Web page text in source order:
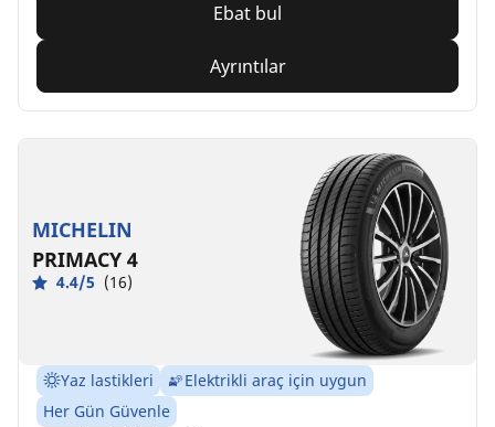
Ebat bul
Ayrıntılar
MICHELIN
PRIMACY 4
4.4/5 (16)
Yaz lastikleri
Elektrikli araç için uygun
Her Gün Güvenle